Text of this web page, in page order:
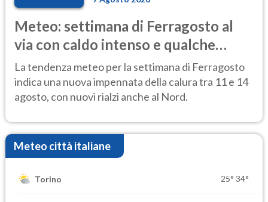
Meteo: settimana di Ferragosto al
via con caldo intenso e qualche
temporale
La tendenza meteo per la settimana di Ferragosto
indica una nuova impennata della calura tra 11 e 14
agosto, con nuovi rialzi anche al Nord.
Meteo città italiane
Torino 25° 34°